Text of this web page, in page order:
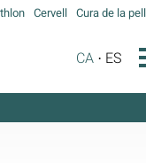
Cervell Cura de la pell
CA ES